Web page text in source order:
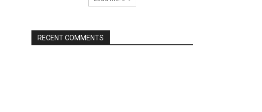
RECENT COMMENTS